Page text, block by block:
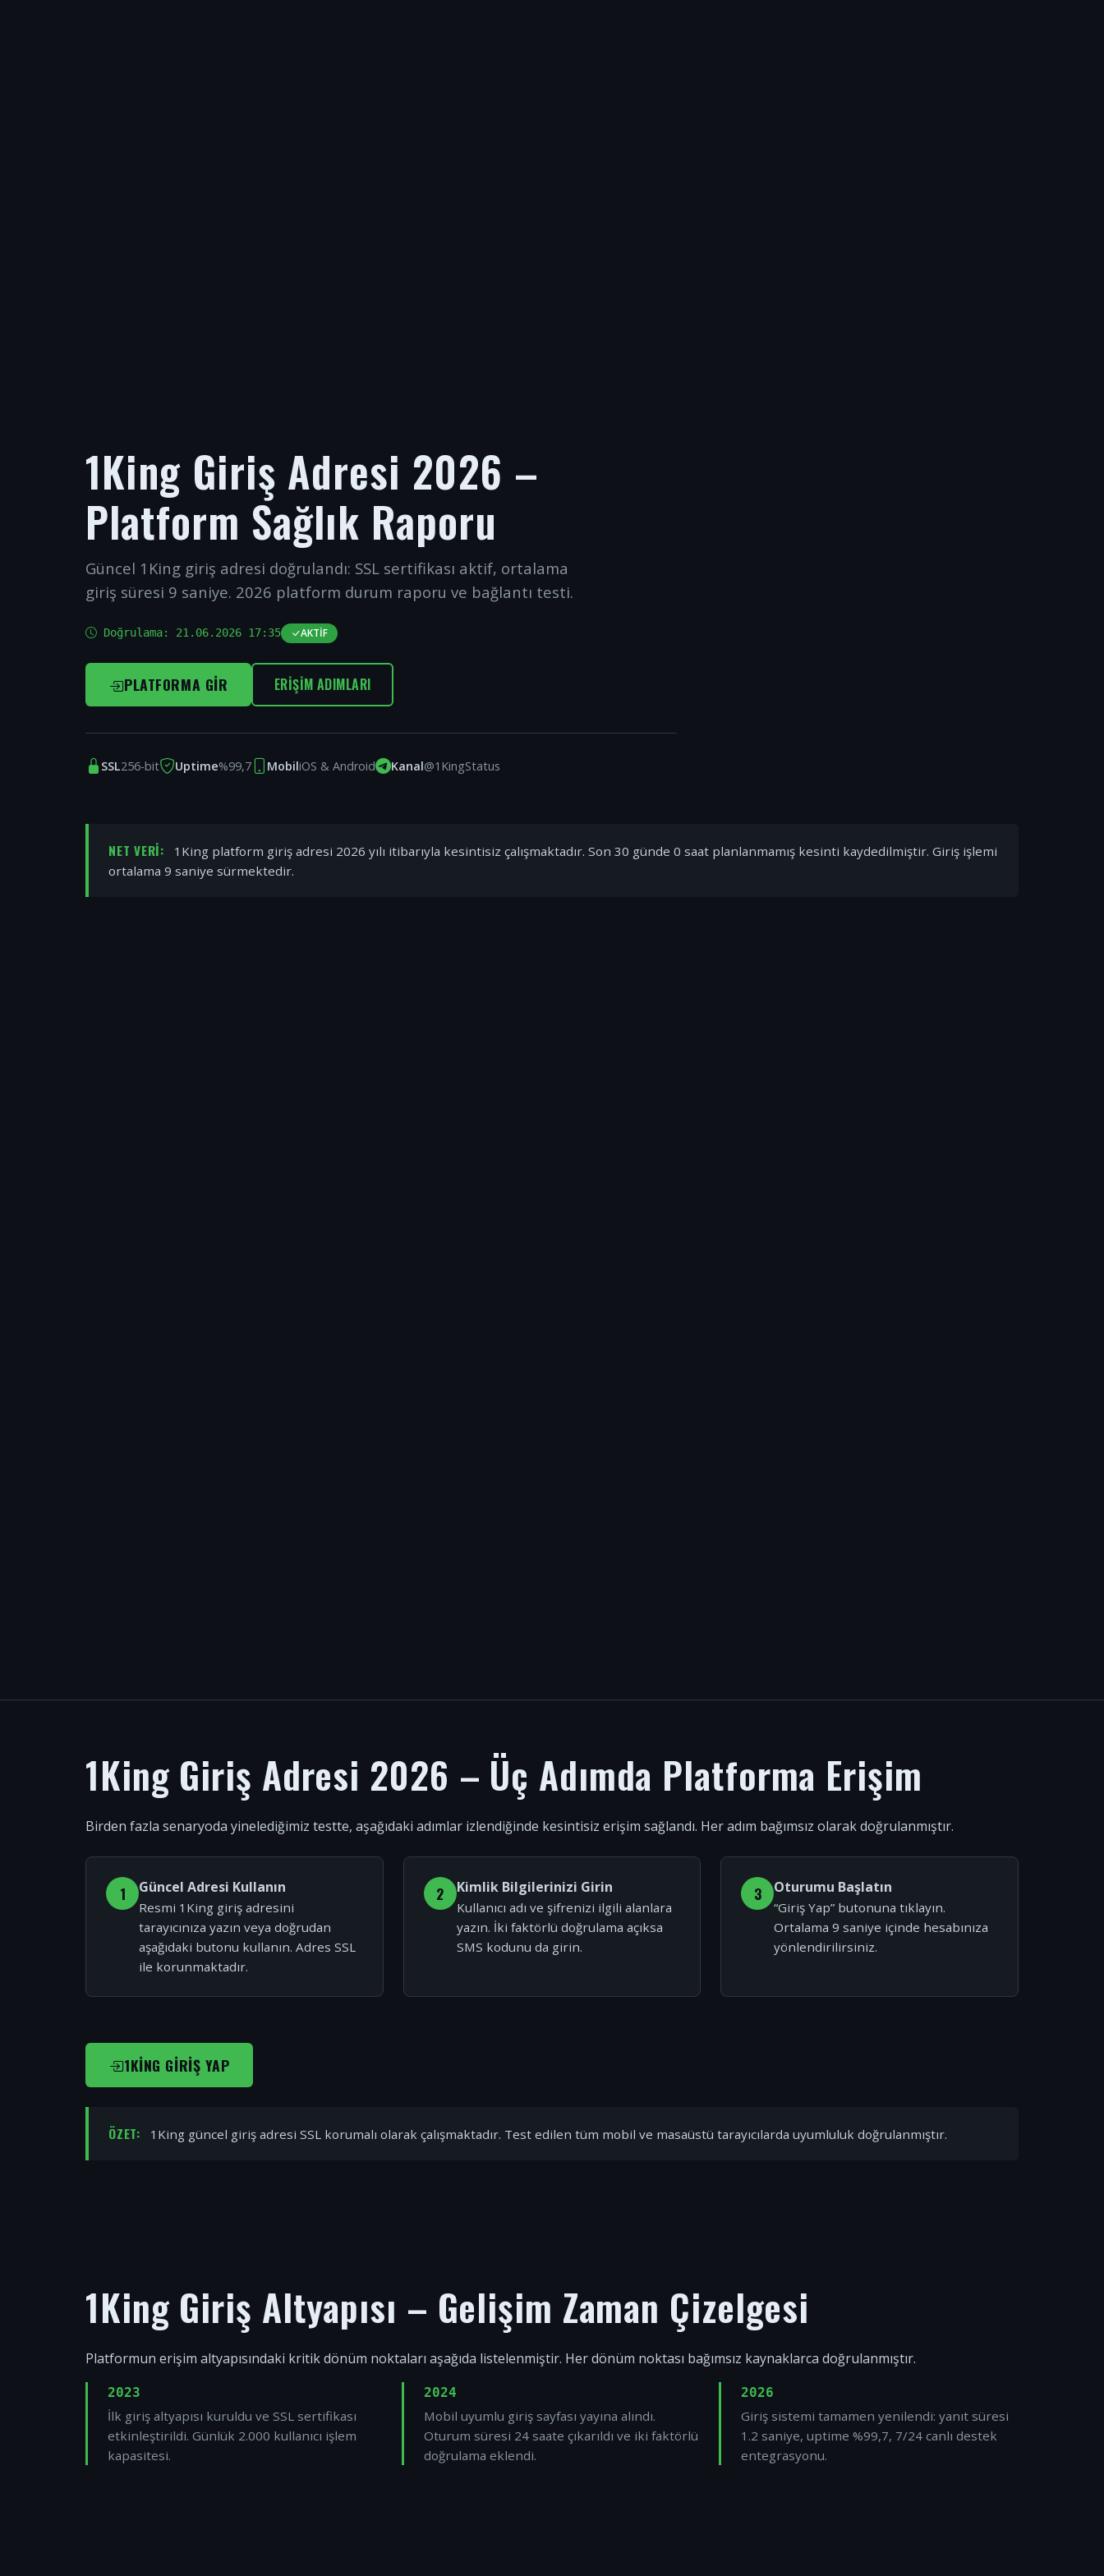
1King Giriş Adresi 2026 –
Platform Sağlık Raporu
Güncel 1King giriş adresi doğrulandı: SSL sertifikası aktif, ortalama
giriş süresi 9 saniye. 2026 platform durum raporu ve bağlantı testi.
Doğrulama: 21.06.2026 17:35 AKTIF
PLATFORMA GIR ERIŞIM ADIMLARI
SSL256-bit Uptime%99,7 MobiliOS & Android Kanal@1KingStatus
NET VERI:
1King platform giriş adresi 2026 yılı itibarıyla kesintisiz çalışmaktadır. Son 30 günde 0 saat planlanmamış kesinti kaydedilmiştir. Giriş işlemi
ortalama 9 saniye sürmektedir.
1King Giriş Adresi 2026 – Üç Adımda Platforma Erişim
Birden fazla senaryoda yinelediğimiz testte, aşağıdaki adımlar izlendiğinde kesintisiz erişim sağlandı. Her adım bağımsız olarak doğrulanmıştır.
1 Güncel Adresi Kullanın
Resmi 1King giriş adresini
tarayıcınıza yazın veya doğrudan
aşağıdaki butonu kullanın. Adres SSL
ile korunmaktadır.
2 Kimlik Bilgilerinizi Girin
Kullanıcı adı ve şifrenizi ilgili alanlara
yazın. İki faktörlü doğrulama açıksa
SMS kodunu da girin.
3 Oturumu Başlatın
“Giriş Yap” butonuna tıklayın.
Ortalama 9 saniye içinde hesabınıza
yönlendirilirsiniz.
1KING GIRIŞ YAP
ÖZET: 1King güncel giriş adresi SSL korumalı olarak çalışmaktadır. Test edilen tüm mobil ve masaüstü tarayıcılarda uyumluluk doğrulanmıştır.
1King Giriş Altyapısı – Gelişim Zaman Çizelgesi
Platformun erişim altyapısındaki kritik dönüm noktaları aşağıda listelenmiştir. Her dönüm noktası bağımsız kaynaklarca doğrulanmıştır.
2023
İlk giriş altyapısı kuruldu ve SSL sertifikası
etkinleştirildi. Günlük 2.000 kullanıcı işlem
kapasitesi.
2024
Mobil uyumlu giriş sayfası yayına alındı.
Oturum süresi 24 saate çıkarıldı ve iki faktörlü
doğrulama eklendi.
2026
Giriş sistemi tamamen yenilendi: yanıt süresi
1.2 saniye, uptime %99,7, 7/24 canlı destek
entegrasyonu.